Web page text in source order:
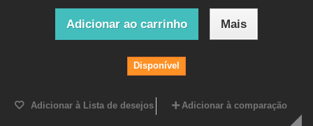
Adicionar ao carrinho Mais
Disponível
Adicionar à Lista de desejos Adicionar à comparação